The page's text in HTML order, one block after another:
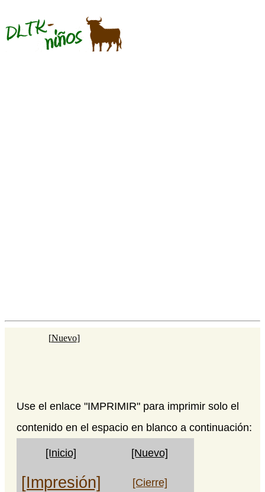
[Nuevo]
Use el enlace "IMPRIMIR" para imprimir solo el
contenido en el espacio en blanco a continuación:
[Inicio] [Nuevo]
[Impresión] [Cierre]